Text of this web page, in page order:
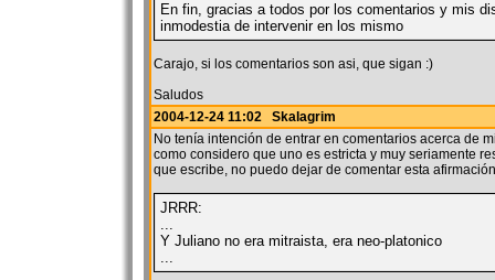
En fin, gracias a todos por los comentarios y mis
inmodestia de intervenir en los mismo
Carajo, si los comentarios son asi, que sigan :)
Saludos
2004-12-24 11:02 Skalagrim
No tenía intención de entrar en comentarios acerca de
como considero que uno es estricta y muy seriamente
que escribe, no puedo dejar de comentar esta
JRRR:
...
Y Juliano no era mitraista, era neo-platonico
...